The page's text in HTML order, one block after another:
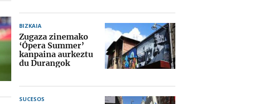
BIZKAIA
Zugaza zinemako
‘Ópera Summer’
kanpaina aurkeztu
du Durangok
SUCESOS